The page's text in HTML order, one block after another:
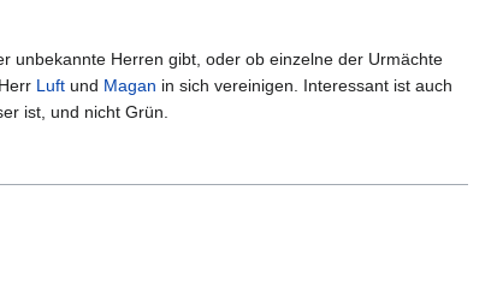
unbekannte Herren gibt, oder ob einzelne der Urmächte
Luft und Magan in sich vereinigen. Interessant ist auch
ist, und nicht Grün.